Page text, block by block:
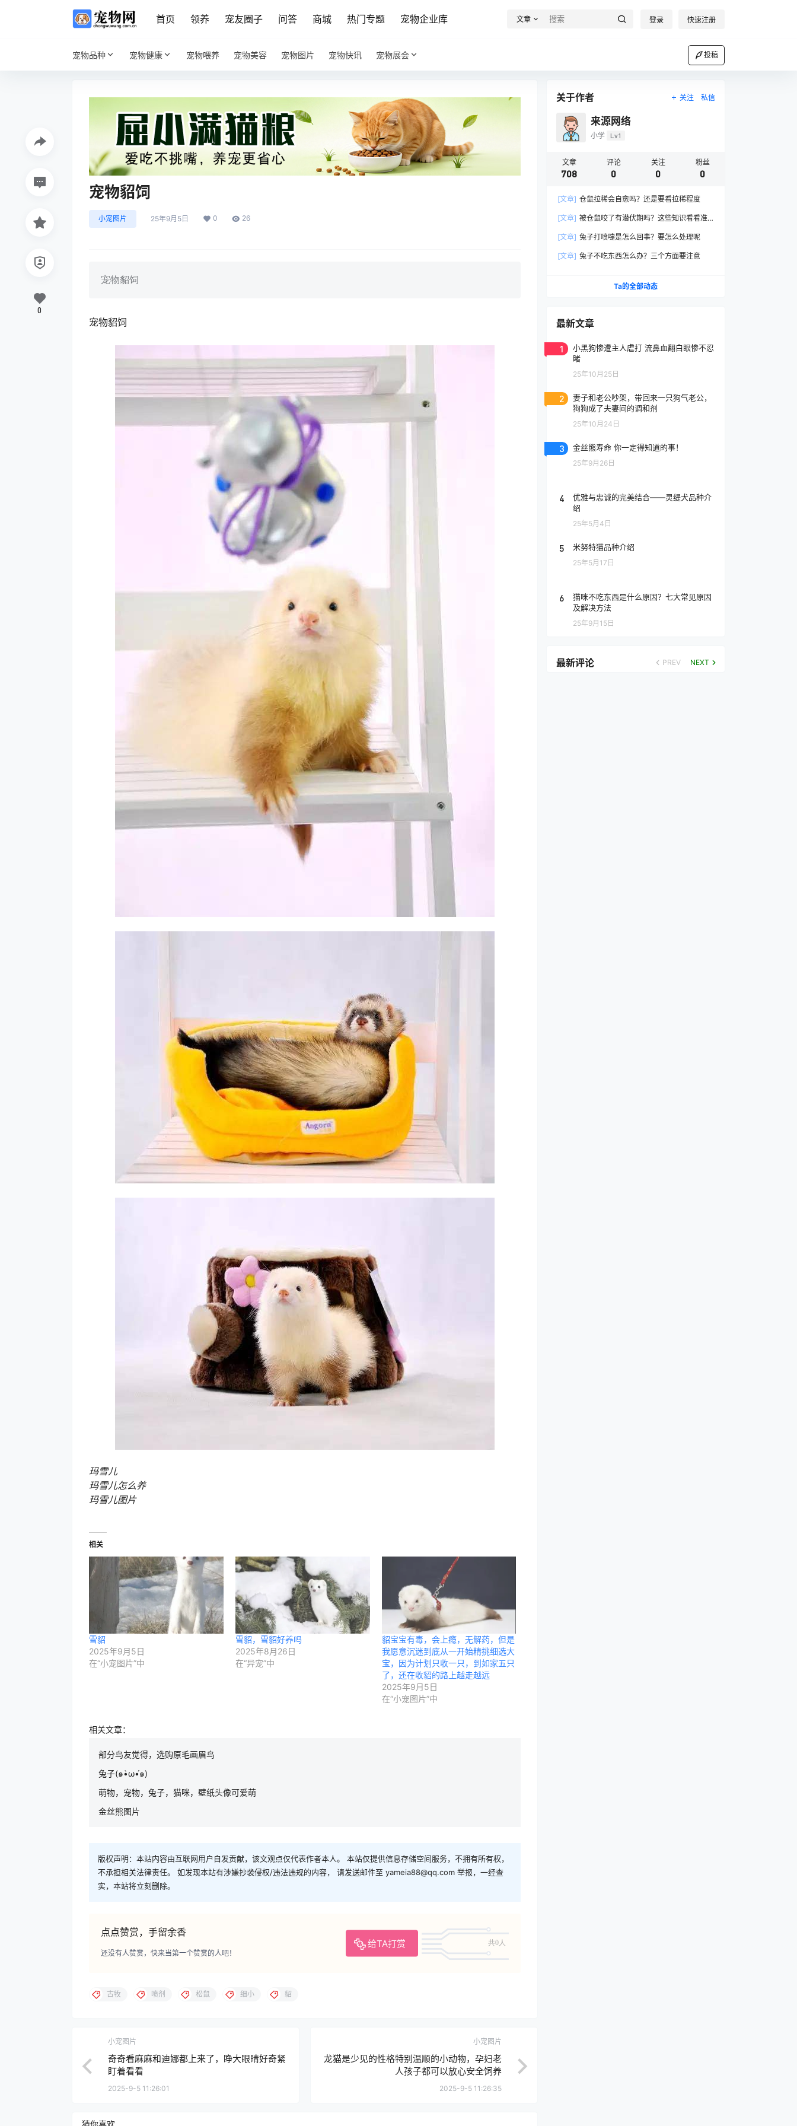
首页 领养 宠友圈子 问答 商城 热门专题 宠物企业库 文章 登录 快速注册
宠物品种 宠物健康 宠物喂养 宠物美容 宠物图片 宠物快讯 宠物展会 投稿
宠物貂饲
小宠图片 25年9月5日 0 26
宠物貂饲
宠物貂饲
玛雪儿
玛雪儿怎么养
玛雪儿图片
相关
雪貂
2025年9月5日
在“小宠图片”中
雪貂，雪貂好养吗
2025年8月26日
在“异宠”中
貂宝宝有毒，会上瘾，无解药，但是
我愿意沉迷到底从一开始精挑细选大
宝，因为计划只收一只，到如家五只
了，还在收貂的路上越走越远
2025年9月5日
在“小宠图片”中
相关文章：
部分鸟友觉得，选购原毛画眉鸟
兔子(๑•̀ω•́๑)
萌物，宠物，兔子，猫咪，壁纸头像可爱萌
金丝熊图片
版权声明：本站内容由互联网用户自发贡献，该文观点仅代表作者本人。 本站仅提供信息存储空间服务，不拥有所有权，
不承担相关法律责任。 如发现本站有涉嫌抄袭侵权/违法违规的内容， 请发送邮件至 yameia88@qq.com 举报，一经查
实，本站将立刻删除。
点点赞赏，手留余香
给TA打赏 共0人
还没有人赞赏，快来当第一个赞赏的人吧！
0
古牧 喷剂 松鼠 细小 貂
小宠图片
奇奇看麻麻和迪娜都上来了，睁大眼睛好奇紧
盯着看看
2025-9-5 11:26:01
小宠图片
龙猫是少见的性格特别温顺的小动物，孕妇老
人孩子都可以放心安全饲养
2025-9-5 11:26:35
猜你喜欢
关于作者 关注 私信
来源网络
小学 Lv1
文章
708
评论
0
关注
0
粉丝
0
[文章] 仓鼠拉稀会自愈吗？还是要看拉稀程度
[文章] 被仓鼠咬了有潜伏期吗？这些知识看看准
[文章] 兔子打喷嚏是怎么回事？要怎么处理呢
[文章] 兔子不吃东西怎么办？三个方面要注意
Ta的全部动态
最新文章
1
小黑狗惨遭主人虐打 流鼻血翻白眼惨不忍
睹
25年10月25日
2
妻子和老公吵架，带回来一只狗气老公，
狗狗成了夫妻间的调和剂
25年10月24日
3 金丝熊寿命 你一定得知道的事！
25年9月26日
4
优雅与忠诚的完美结合——灵缇犬品种介
绍
25年5月4日
5 米努特猫品种介绍
25年5月17日
6
猫咪不吃东西是什么原因？七大常见原因
及解决方法
25年9月15日
最新评论 PREV NEXT